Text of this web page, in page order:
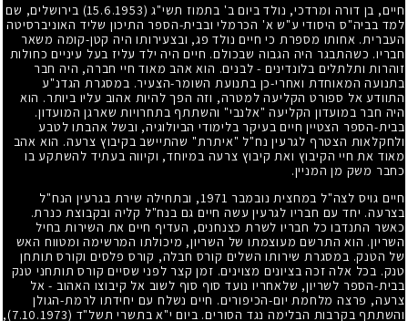
חיים, בן דורה ומרדכי, נולד ביום ב' בתמוז תשי"ג (15.6.1953)
בירושלים, שם
למד בביה"ס היסודי ע"ש א' הכרמלי ובבית-הספר התיכון שליד האוניברסיטה
העברית. אחותו מספרת כי חיים נולד פג, ובצעירותו היה קטן-קומה משאר
חבריו. כשהתבגר היה הגבוה שבכולם. חיים היה ילד עליז בעל עיניים כחולות
זוהרות ותלתלים בלונדינים -לבנים. הוא אהב מאוד חיי חברה, היה חבר
בתנועה המאוחדת ואחרי-כן בתנועת השומר-הצעיר. במסגרת הגדנ"ע
התוודע אל ספורט הקליעה למטרה, וזה הפך להיות אהוב עליו ביותר. הוא
היה חבר במועדון הקליעה "אלנבי" והשתתף בתחרויות שארגן המועדון.
בבית-הספר הצטיין חיים בעיקר בלימודי הביולוגיה, ובשל אהבתו לטבע
ולחקלאות הצטרף לגרעין נח"ל "איתרת" שהתיישב בקיבוץ צרעה. הוא אהב
מאוד את חיי הקיבוץ ואת קיבוץ צרעה במיוחד, וקיווה בעתיד להשתקע בו
כחבר משק מן המניין.
חיים גויס לצה"ל במחצית נובמבר 1971, ובתחילה שירת בגרעין הנח"ל
בצרעה. יחד עם חבריו לגרעין עשה חיים גם בנח"ל קליה ובקבוצת כנרת.
כאשר התנדבו כל חבריו לשרת כצנחנים, העדיף חיים את השירות בחיל
השריון. הוא התרשם מעוצמתו של השריון, מיכולתו המרשימה ומטווח האש
של הטנק. במסגרת שירותו השלים קורס חבלה, קורס פלסים וקורס תותחן
טנק. בכל אלה זכה בציונים מצוינים. זמן קצר לפני שסיים קורס תותחני טנק
בבית-הספר לשריון, שלאחריו נועד סוף סוף לשוב אל קיבוצו האהוב -אל
צרעה, פרצה מלחמת יום-הכיפורים. חיים נשלח עם יחידתו לרמת-הגולן
והשתתף בקרבות הבלימה נגד הסורים. ביום י"א בתשרי תשל"ד (7.10.1973)
,